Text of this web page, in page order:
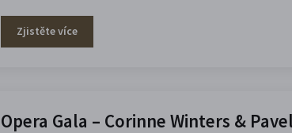
Zjistěte více
Opera Gala – Corinne Winters &